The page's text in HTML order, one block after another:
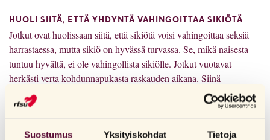
Suostumus Yksityiskohdat Tietoja
HUOLI SIITÄ, ETTÄ YHDYNTÄ VAHINGOITTAA SIKIÖTÄ
Jotkut ovat huolissaan siitä, että sikiötä voisi vahingoittaa seksiä
harrastaessa, mutta sikiö on hyvässä turvassa. Se, mikä naisesta
tuntuu hyvältä, ei ole vahingollista sikiölle. Jotkut vuotavat
herkästi verta kohdunnapukasta raskauden aikana. Siinä
tapauksessa ei ole epätavallista, että voi seksin jälkeen vuotaa
hieman verta. Se ei ole myöskään haitallista sikiölle eikä äidille.
Voi olla hyvä jutella omista tuntemuksista ja siitä, miltä asiat